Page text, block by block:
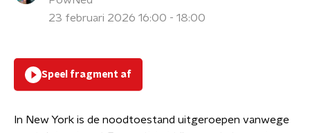
23 februari 2026 16:00 - 18:00
Speel fragment af
In New York is de noodtoestand uitgeroepen vanwege